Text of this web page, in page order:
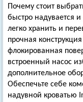
Почему стоит
быстро надувается и
легко хранить и
прочная
флокированная
встроенный насос
дополнительное
Обеспечьте себе
надувной кроватью